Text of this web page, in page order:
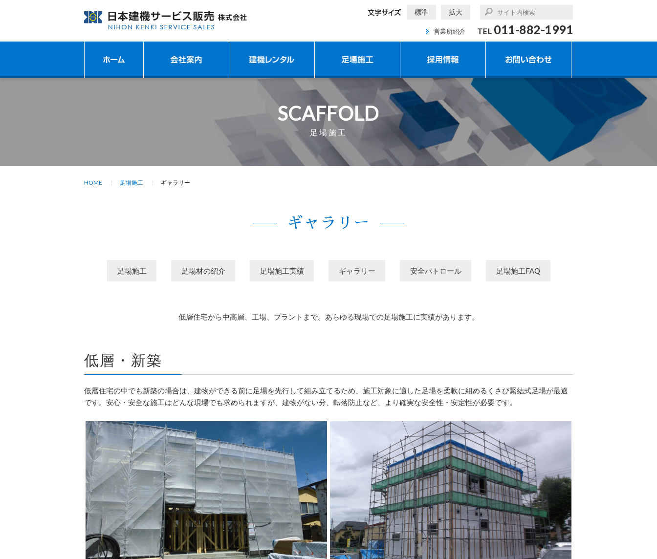
標準 拡大
営業所紹介 TEL 011-882-1991
SCAFFOLD
足場施工
HOME 足場施工 ギャラリー
ギャラリー
足場施工 足場材の紹介 足場施工実績 ギャラリー 安全パトロール 足場施工FAQ
低層住宅から中高層、工場、プラントまで。あらゆる現場での足場施工に実績があります。
低層・新築
低層住宅の中でも新築の場合は、建物ができる前に足場を先行して組み立てるため、施工対象に適した足場を柔軟に組めるくさび緊結式足場が最適
です。安心・安全な施工はどんな現場でも求められますが、建物がない分、転落防止など、より確実な安全性・安定性が必要です。